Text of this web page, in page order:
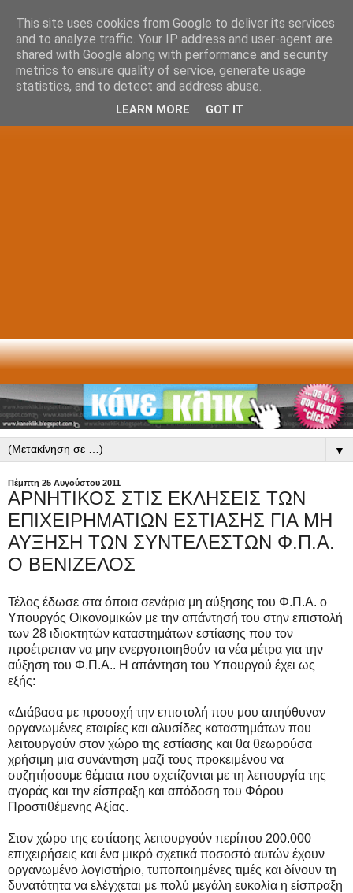
▼
Πέμπτη 25 Αυγούστου 2011
ΑΡΝΗΤΙΚΟΣ ΣΤΙΣ ΕΚΛΗΣΕΙΣ ΤΩΝ
ΕΠΙΧΕΙΡΗΜΑΤΙΩΝ ΕΣΤΙΑΣΗΣ ΓΙΑ ΜΗ
ΑΥΞΗΣΗ ΤΩΝ ΣΥΝΤΕΛΕΣΤΩΝ Φ.Π.Α.
Ο ΒΕΝΙΖΕΛΟΣ
Τέλος έδωσε στα όποια σενάρια μη αύξησης του Φ.Π.Α. ο
Υπουργός Οικονομικών με την απάντησή του στην επιστολή
των 28 ιδιοκτητών καταστημάτων εστίασης που τον
προέτρεπαν να μην ενεργοποιηθούν τα νέα μέτρα για την
αύξηση του Φ.Π.Α.. Η απάντηση του Υπουργού έχει ως
εξής:
«Διάβασα με προσοχή την επιστολή που μου απηύθυναν
οργανωμένες εταιρίες και αλυσίδες καταστημάτων που
λειτουργούν στον χώρο της εστίασης και θα θεωρούσα
χρήσιμη μια συνάντηση μαζί τους προκειμένου να
συζητήσουμε θέματα που σχετίζονται με τη λειτουργία της
αγοράς και την είσπραξη και απόδοση του Φόρου
Προστιθέμενης Αξίας.
Στον χώρο της εστίασης λειτουργούν περίπου 200.000
επιχειρήσεις και ένα μικρό σχετικά ποσοστό αυτών έχουν
οργανωμένο λογιστήριο, τυποποιημένες τιμές και δίνουν τη
δυνατότητα να ελέγχεται με πολύ μεγάλη ευκολία η είσπραξη
This site uses cookies from Google to deliver its services
and to analyze traffic. Your IP address and user-agent are
shared with Google along with performance and security
metrics to ensure quality of service, generate usage
statistics, and to detect and address abuse.
LEARN MORE GOT IT